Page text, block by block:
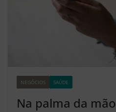
NEGÓCIOS SAÚDE
Na palma da